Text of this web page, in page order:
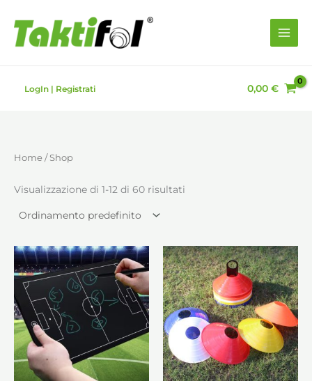
contenuto
LogIn | Registrati 0,00 €
Home / Shop
Visualizzazione di 1-12 di 60 risultati